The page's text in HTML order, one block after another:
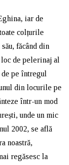
iar de
colțurile
făcând din
de pelerinaj al
pe întregul
din locurile pe
într-un mod
unde un mic
2002, se află
noastră,
regăsesc la